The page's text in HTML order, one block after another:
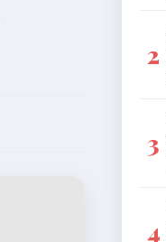
2
3
4